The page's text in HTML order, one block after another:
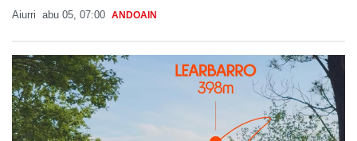
Aiurri abu 05, 07:00 ANDOAIN